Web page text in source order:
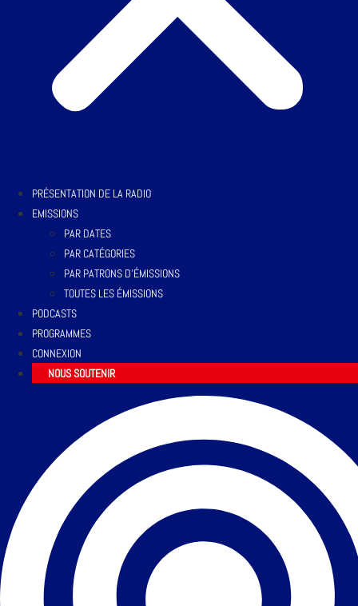
PRÉSENTATION DE LA RADIO
EMISSIONS
PAR DATES
PAR CATÉGORIES
PAR PATRONS D’ÉMISSIONS
TOUTES LES ÉMISSIONS
PODCASTS
PROGRAMMES
CONNEXION
NOUS SOUTENIR